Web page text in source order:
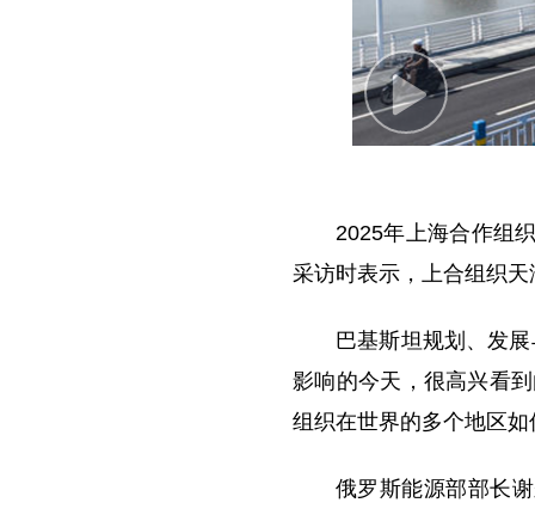
P
l
y
V
i
d
e
o
2025年上海合作组
采访时表示，上合组织
巴基斯坦规划、发
影响的今天，很高兴看
组织在世界的多个地区
俄罗斯能源部部长